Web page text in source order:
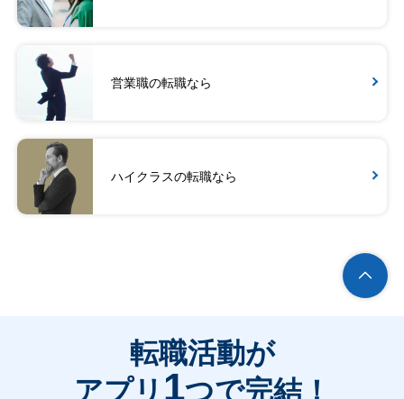
営業職の転職なら
ハイクラスの転職なら
転職活動が
アプリ 1つで完結！